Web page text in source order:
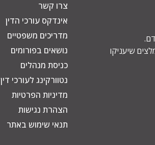
שיעניקו
צרו קשר
אינדקס עורכי הדין
מדריכים משפטיים
נושאים בפורומים
כניסת מנהלים
נטוורקינג לעורכי דין
מדיניות הפרטיות
הצהרת נגישות
תנאי שימוש באתר